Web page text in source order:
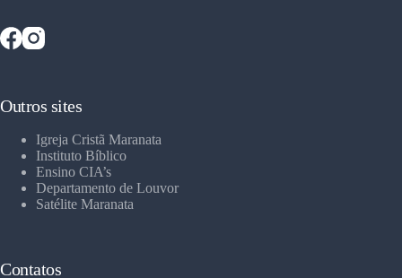
Outros sites
Igreja Cristã Maranata
Instituto Bíblico
Ensino CIA’s
Departamento de Louvor
Satélite Maranata
Contatos